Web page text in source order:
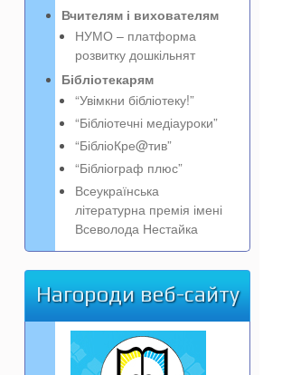
Вчителям і вихователям
НУМО – платформа
розвитку дошкільнят
Бібліотекарям
“Увімкни бібліотеку!”
“Бібліотечні медіауроки”
“БібліоКре@тив”
“Бібліограф плюс”
Всеукраїнська
літературна премія імені
Всеволода Нестайка
Нагороди веб-сайту